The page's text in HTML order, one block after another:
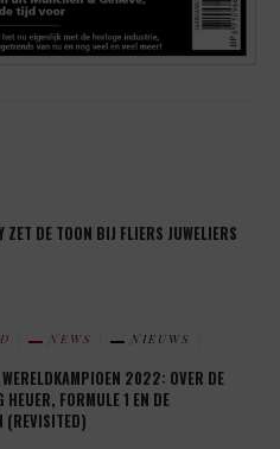
ZET DE TOON BIJ FLIERS JUWELIERS
NEWS
NIEUWS
WERELDKAMPIOEN 2022: OVER DE
HEUER, FORMULE 1 EN DE
(REVISITED)